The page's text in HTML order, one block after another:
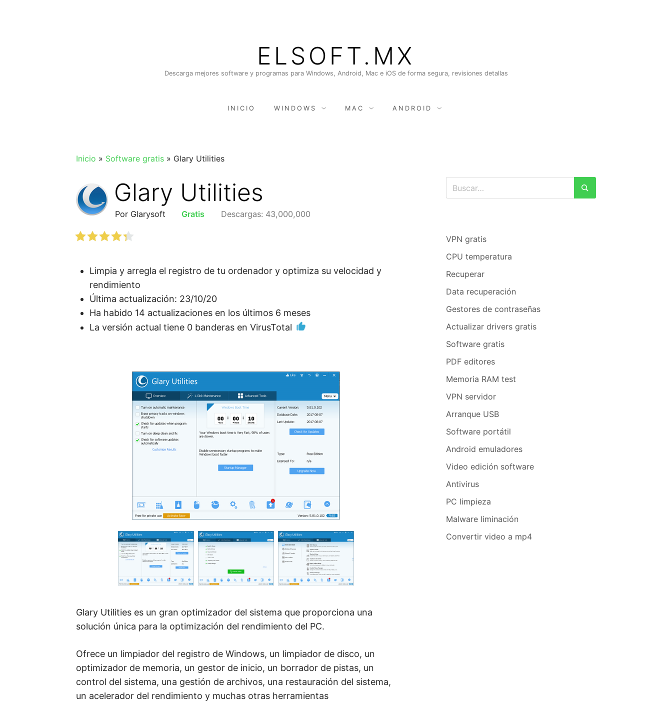
ELSOFT.MX
Descarga mejores software y programas para Windows, Android, Mac e iOS de forma segura, revisiones detallas
INICIO WINDOWS MAC ANDROID
Inicio » Software gratis » Glary Utilities
Glary Utilities
Por Glarysoft Gratis Descargas: 43,000,000
Limpia y arregla el registro de tu ordenador y optimiza su velocidad y
rendimiento
Última actualización: 23/10/20
Ha habido 14 actualizaciones en los últimos 6 meses
La versión actual tiene 0 banderas en VirusTotal
Glary Utilities es un gran optimizador del sistema que proporciona una
solución única para la optimización del rendimiento del PC.
Ofrece un limpiador del registro de Windows, un limpiador de disco, un
optimizador de memoria, un gestor de inicio, un borrador de pistas, un
control del sistema, una gestión de archivos, una restauración del sistema,
un acelerador del rendimiento y muchas otras herramientas
Buscar
VPN gratis
CPU temperatura
Recuperar
Data recuperación
Gestores de contraseñas
Actualizar drivers gratis
Software gratis
PDF editores
Memoria RAM test
VPN servidor
Arranque USB
Software portátil
Android emuladores
Video edición software
Antivirus
PC limpieza
Malware liminación
Convertir video a mp4